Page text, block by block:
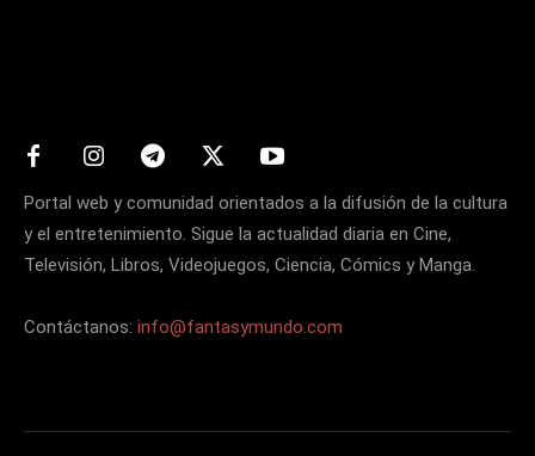
Portal web y comunidad orientados a la difusión de la cultura
y el entretenimiento. Sigue la actualidad diaria en Cine,
Televisión, Libros, Videojuegos, Ciencia, Cómics y Manga.
Contáctanos: info@fantasymundo.com